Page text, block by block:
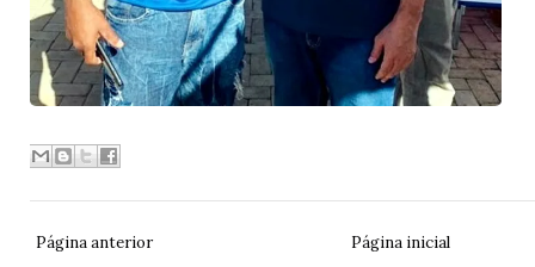
Página anterior Página inicial